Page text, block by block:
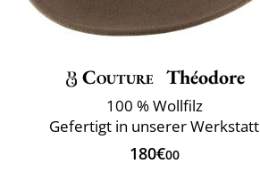
Couture Théodore
100 % Wollfilz
Gefertigt in unserer Werkstatt
180€00